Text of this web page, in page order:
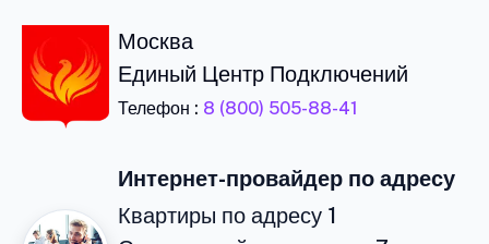
Москва
Единый Центр Подключений
Телефон : 8 (800) 505-88-41
Интернет-провайдер по адресу
Квартиры по адресу 1